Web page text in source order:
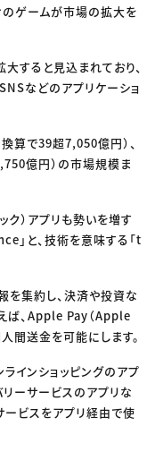
ゲームが市場の拡大を
すると見込まれており、
などのアプリケーショ
算で39超7,050億円）、
億円）の市場規模ま
）アプリも勢いを増す
」と、技術を意味する「t
を集約し、決済や投資な
ば、Apple Pay（Apple
間送金を可能にします。
インショッピングのアプ
リーサービスのアプリな
ービスをアプリ経由で使